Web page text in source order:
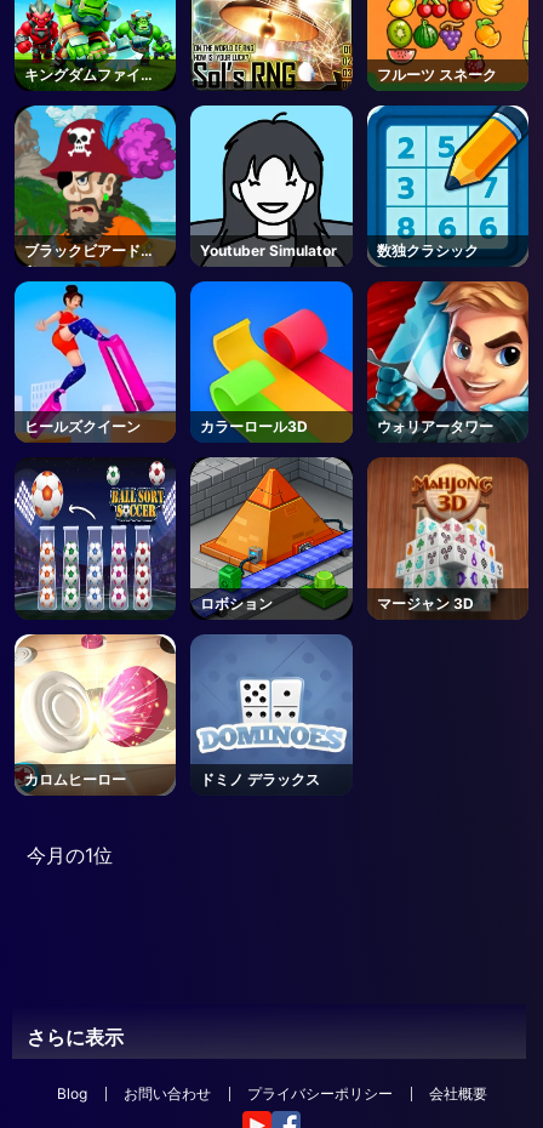
キングダムファイト
2.0
フルーツ スネーク
ブラックビアードの
島
Youtuber Simulator 数独クラシック
ヒールズクイーン カラーロール3D ウォリアータワー
ロボション マージャン 3D
カロムヒーロー ドミノ デラックス
今月の1位
さらに表示
Blog お問い合わせ プライバシーポリシー 会社概要